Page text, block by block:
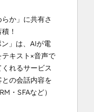
か」に共有さ
！
ン」は、AIが電
キスト×音声で
れるサービス
の会話内容を
・SFAなど）